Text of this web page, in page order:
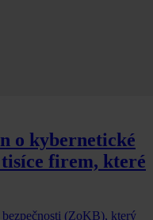
o kybernetické
tisíce firem, které
(ZoKB), který